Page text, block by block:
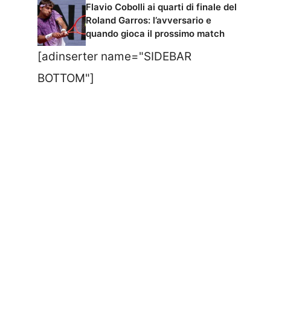
Flavio Cobolli ai quarti di finale del
Roland Garros: l’avversario e
quando gioca il prossimo match
[adinserter name="SIDEBAR
BOTTOM"]